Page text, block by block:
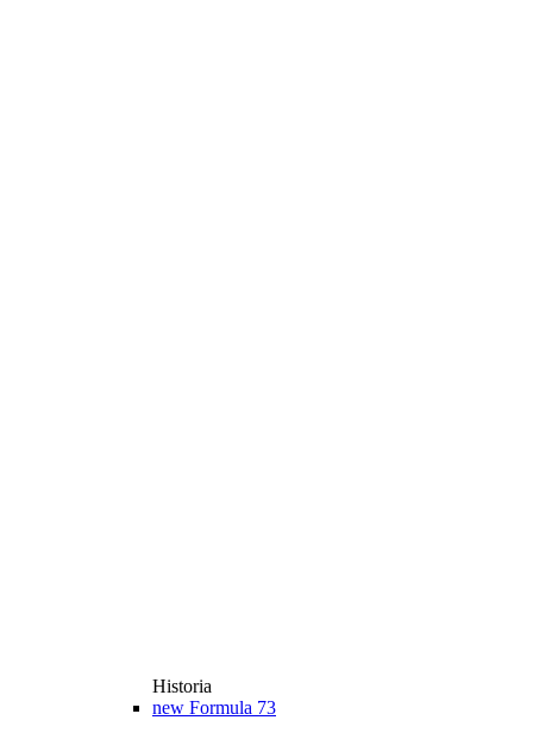
Historia
new Formula 73